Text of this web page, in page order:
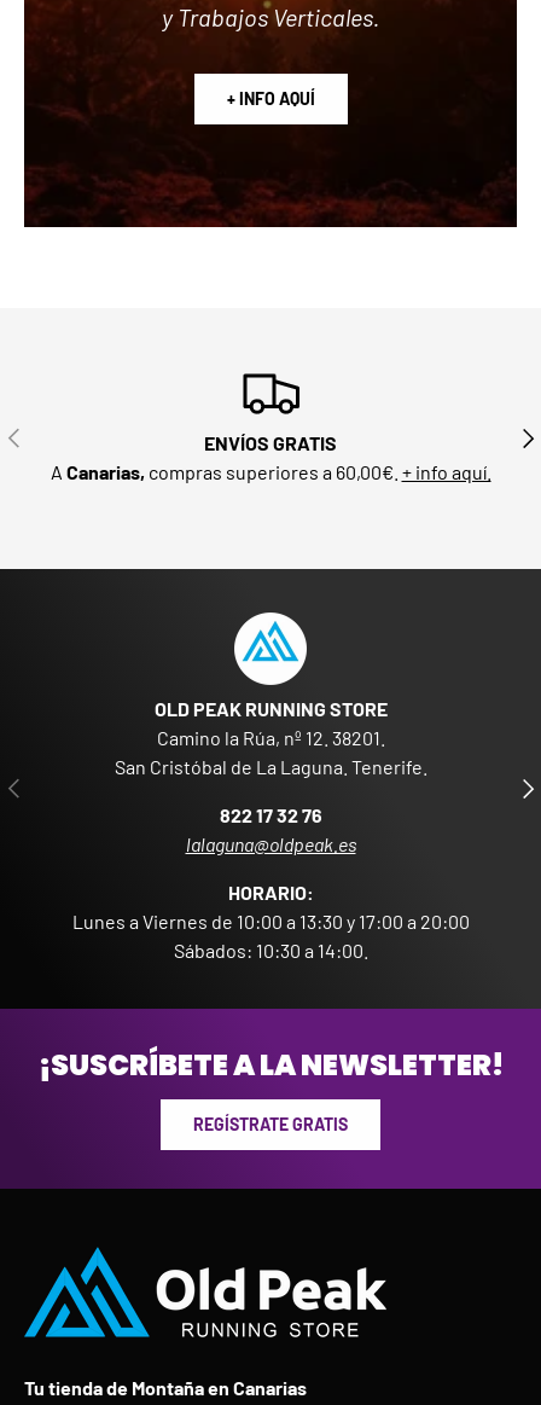
y Trabajos Verticales.
+ INFO AQUÍ
ANTERIOR
ENVÍOS GRATIS
A Canarias, compras superiores a 60,00€. + info aquí.
ANTERIOR
OLD PEAK RUNNING STORE
Camino la Rúa, nº 12. 38201.
San Cristóbal de La Laguna. Tenerife.
822 17 32 76
lalaguna@oldpeak.es
HORARIO:
Lunes a Viernes de 10:00 a 13:30 y 17:00 a 20:00
Sábados: 10:30 a 14:00.
¡SUSCRÍBETE A LA NEWSLETTER!
REGÍSTRATE GRATIS
Tu tienda de Montaña en Canarias